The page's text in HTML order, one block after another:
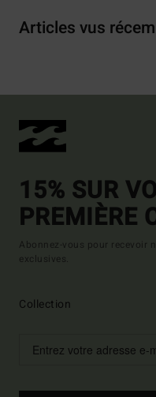
Articles vus
15% SUR
PREMIÈRE
Abonnez-vous pour recevoir
exclusives.
Collection